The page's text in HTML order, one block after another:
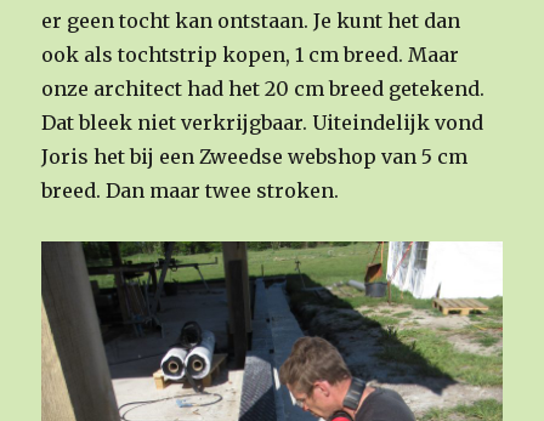
er geen tocht kan ontstaan. Je kunt het dan
ook als tochtstrip kopen, 1 cm breed. Maar
onze architect had het 20 cm breed getekend.
Dat bleek niet verkrijgbaar. Uiteindelijk vond
Joris het bij een Zweedse webshop van 5 cm
breed. Dan maar twee stroken.